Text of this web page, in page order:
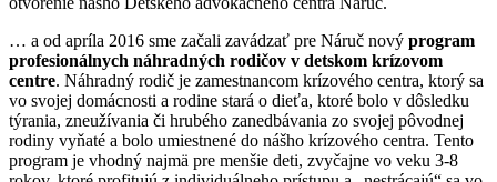
… a od apríla 2016 sme začali zavádzať pre Náruč nový program
profesionálnych náhradných rodičov v detskom krízovom
centre. Náhradný rodič je zamestnancom krízového centra, ktorý sa
vo svojej domácnosti a rodine stará o dieťa, ktoré bolo v dôsledku
týrania, zneužívania či hrubého zanedbávania zo svojej pôvodnej
rodiny vyňaté a bolo umiestnené do nášho krízového centra. Tento
program je vhodný najmä pre menšie deti, zvyčajne vo veku 3-8